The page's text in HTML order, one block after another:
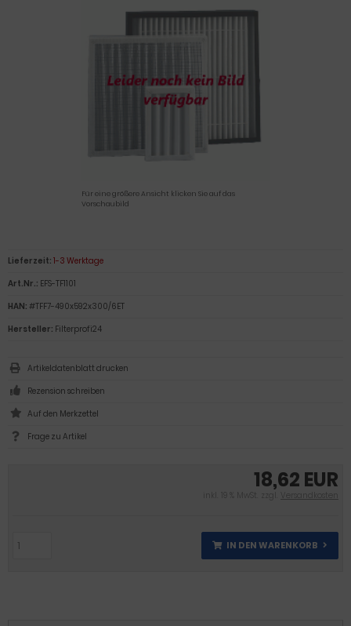
Für eine größere Ansicht klicken Sie auf das
Vorschaubild
18,62 EUR
inkl. 19 % MwSt. zzgl. Versandkosten
IN DEN WARENKORB
Lieferzeit: 1-3 Werktage
Art.Nr.: EFS-TF1101
HAN: #TFF7-490x592x300/6ET
Hersteller: Filterprofi24
Artikeldatenblatt drucken
Rezension schreiben
Frage zu Artikel